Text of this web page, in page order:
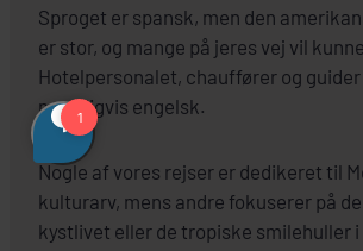
Sproget er spansk, men den
er stor, og mange på jeres vej vil
Hotelpersonalet, chauffører og
naturligvis engelsk.
Nogle af vores rejser er dedikeret til
kulturarv, mens andre fokuserer på
kystlivet eller de tropiske smilehuller i